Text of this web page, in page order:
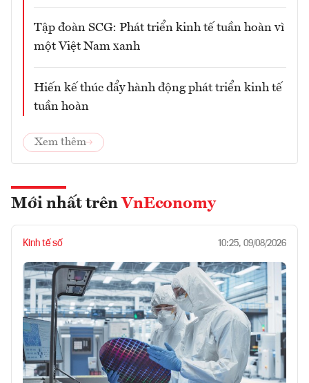
Tập đoàn SCG: Phát triển kinh tế tuần hoàn vì
một Việt Nam xanh
Hiến kế thúc đẩy hành động phát triển kinh tế
tuần hoàn
Xem thêm
Mới nhất trên VnEconomy
Kinh tế số 10:25, 09/08/2026